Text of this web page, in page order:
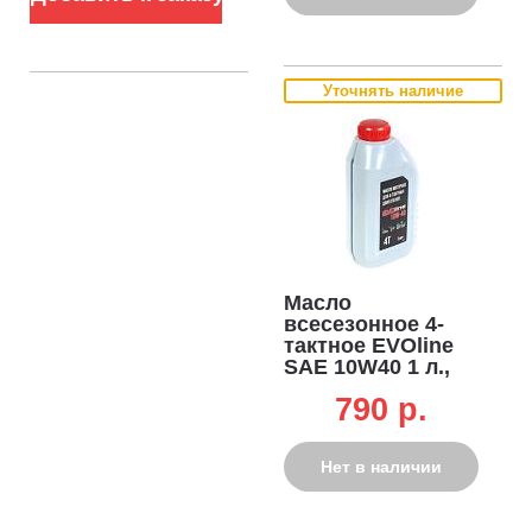
Снегоуборочные машины Caiman EDO
40Y оснащены профессиональным японским 4-тактным
бензиновым V-образным двигателем Yamaha EH65 с
верхним расположением клапанов и воздушным
охлаждением. Двигатели имеют вертикальное расположение
цилиндров, что дает возможность оптимизировать условия
смазки, достичь максимальных усилий на коленчатом валу и
существенно снизить расход масла. Максимальная
надежность двигателя достигается путем обеспечения
низкой температуры масла при тяжелых условиях работы,
выполнения каналов воздушного охлаждения особой формы
Инновационная система регулировки наклона шнека в
EDO 40Y оснащена системой гидравлической регулировки
положения высоты шнека: верхнее положение
предназначено для уборки высоких сугробов и снежных
завалов до 75 см, среднее – для уборки снега в стандартном
режиме, нижнее – для эффективной уборки глубокого снега
Уточнять наличие
Масло
всесезонное 4-
тактное EVOline
SAE 10W40 1 л.,
790 p.
Нет в наличии